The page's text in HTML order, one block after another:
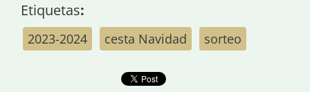
Etiquetas:
2023-2024 cesta Navidad sorteo